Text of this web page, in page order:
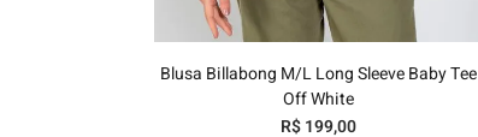
Adicionar ao carrinho
Blusa Billabong M/L Long Sleeve Baby Tee
Off White
R$199,00